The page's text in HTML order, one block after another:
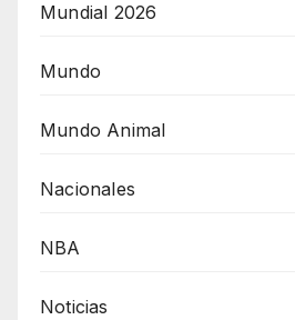
Mundial 2026
Mundo
Mundo Animal
Nacionales
NBA
Noticias